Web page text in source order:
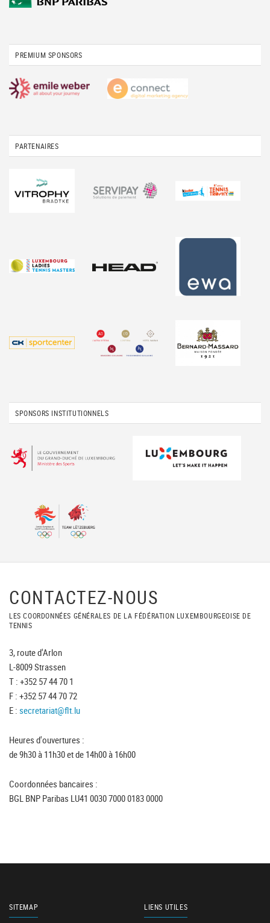
PREMIUM SPONSORS
PARTENAIRES
SPONSORS INSTITUTIONNELS
CONTACTEZ-NOUS
LES COORDONNÉES GÉNÉRALES DE LA FÉDÉRATION LUXEMBOURGEOISE DE
TENNIS
3, route d'Arlon
L-8009 Strassen
T : +352 57 44 70 1
F : +352 57 44 70 72
E : secretariat@flt.lu
Heures d'ouvertures :
de 9h30 à 11h30 et de 14h00 à 16h00
Coordonnées bancaires :
BGL BNP Paribas LU41 0030 7000 0183 0000
SITEMAP LIENS UTILES